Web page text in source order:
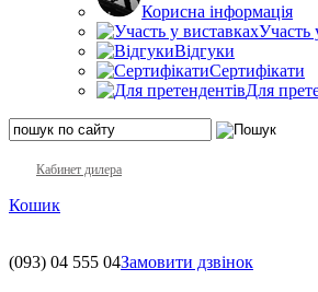
Корисна інформація
Участь
Відгуки
Сертифікати
Для
Кабинет дилера
Кошик
(093) 04 555 04Замовити дзвінок